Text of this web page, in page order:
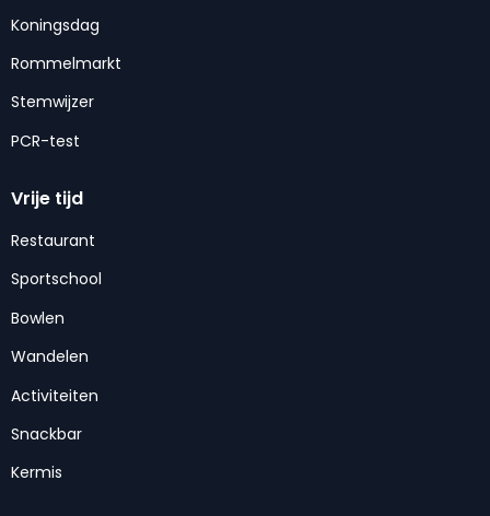
Koningsdag
Rommelmarkt
Stemwijzer
PCR-test
Vrije tijd
Restaurant
Sportschool
Bowlen
Wandelen
Activiteiten
Snackbar
Kermis